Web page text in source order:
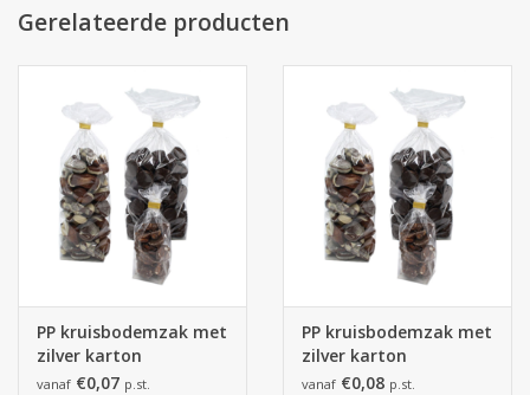
Gerelateerde producten
PP kruisbodemzak met
zilver karton
90x160mm
vanaf €0,07 p.st.
PP kruisbodemzak met
zilver karton
100x220mm
vanaf €0,08 p.st.